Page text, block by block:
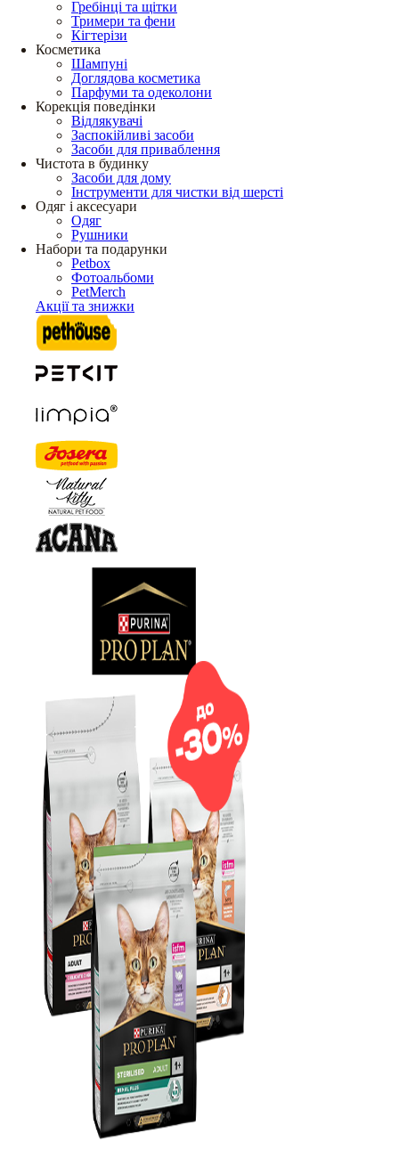
Гребінці та щітки
Тримери та фени
Кігтерізи
Косметика
Шампуні
Доглядова косметика
Парфуми та одеколони
Корекція поведінки
Відлякувачі
Заспокійливі засоби
Засоби для приваблення
Чистота в будинку
Засоби для дому
Інструменти для чистки від шерсті
Одяг і аксесуари
Одяг
Рушники
Набори та подарунки
Petbox
Фотоальбоми
PetMerch
Акції та знижки